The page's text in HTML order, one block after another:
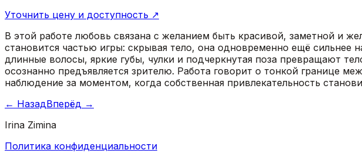
Уточнить цену и доступность ↗
В этой работе любовь связана с желанием быть красивой, заметной и
становится частью игры: скрывая тело, она одновременно ещё сильнее
длинные волосы, яркие губы, чулки и подчеркнутая поза превращают
осознанно предъявляется зрителю. Работа говорит о тонкой границе
наблюдение за моментом, когда собственная привлекательность
← НазадВперёд →
Irina Zimina
Политика конфиденциальности